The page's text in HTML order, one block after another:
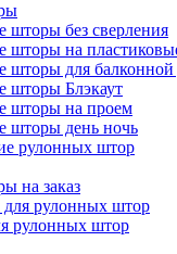
шторы без сверления
шторы на
шторы для балконной
шторы Блэкаут
шторы на проем
шторы день ночь
рулонных штор
на заказ
рулонных штор
рулонных штор